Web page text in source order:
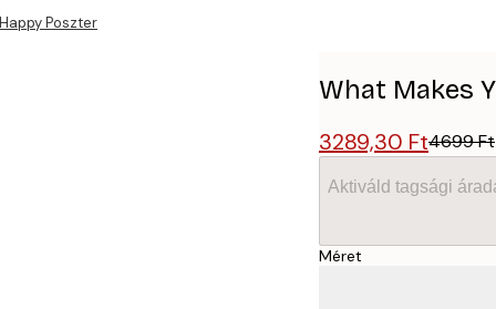
Poszter
What Makes
3289,30 Ft4699 Ft
Aktiváld tagsági
Méret